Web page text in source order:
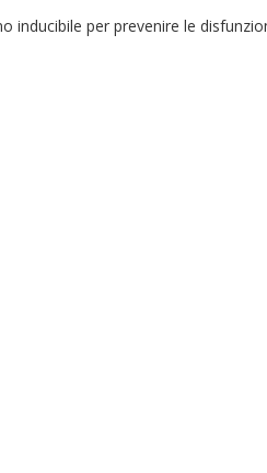
inducibile per prevenire le